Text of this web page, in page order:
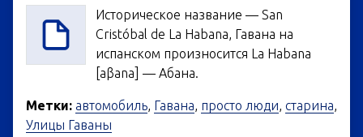
Историческое название — San
Cristóbal de La Habana, Гавана на
испанском произносится La Habana
[aβana] — Абана.
Метки: автомобиль, Гавана, просто люди, старина,
Улицы Гаваны